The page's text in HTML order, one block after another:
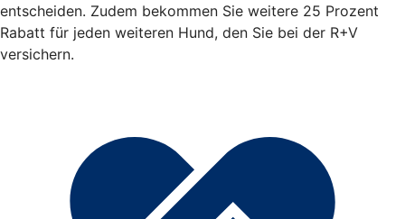
entscheiden. Zudem bekommen Sie weitere 25 Prozent
Rabatt für jeden weiteren Hund, den Sie bei der R+V
versichern.